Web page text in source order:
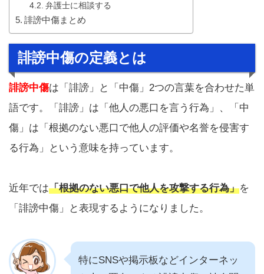
弁護士に相談する
誹謗中傷まとめ
誹謗中傷の定義とは
誹謗中傷は「誹謗」と「中傷」2つの言葉を合わせた単
語です。「誹謗」は「他人の悪口を言う行為」、「中
傷」は「根拠のない悪口で他人の評価や名誉を侵害す
る行為」という意味を持っています。
近年では「根拠のない悪口で他人を攻撃する行為」を
「誹謗中傷」と表現するようになりました。
特にSNSや掲示板などインターネッ